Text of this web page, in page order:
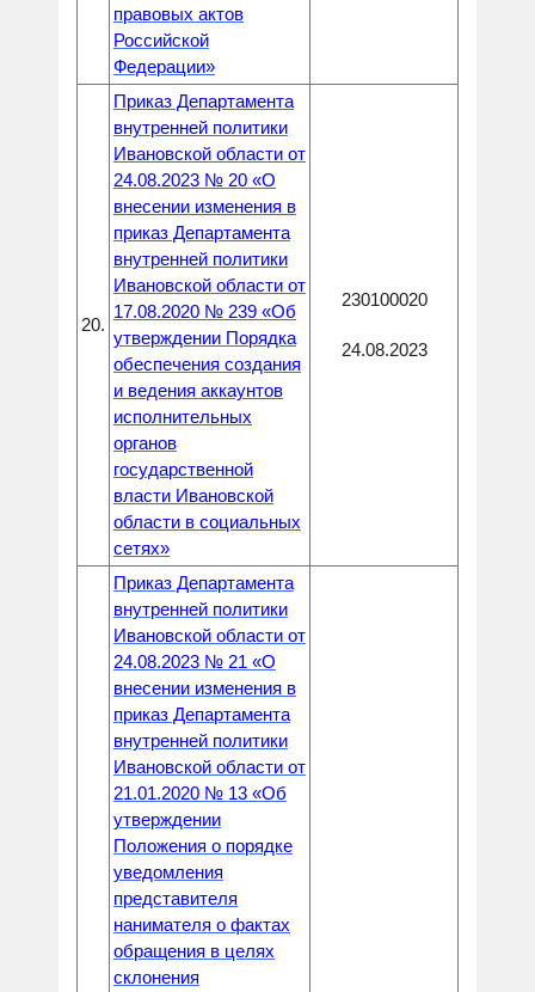
правовых актов
Российской
Федерации»
20.
Приказ Департамента
внутренней политики
Ивановской области от
24.08.2023 № 20 «О
внесении изменения в
приказ Департамента
внутренней политики
Ивановской области от
17.08.2020 № 239 «Об
утверждении Порядка
обеспечения создания
и ведения аккаунтов
исполнительных
органов
государственной
власти Ивановской
области в социальных
сетях»
230100020
24.08.2023
Приказ Департамента
внутренней политики
Ивановской области от
24.08.2023 № 21 «О
внесении изменения в
приказ Департамента
внутренней политики
Ивановской области от
21.01.2020 № 13 «Об
утверждении
Положения о порядке
уведомления
представителя
нанимателя о фактах
обращения в целях
склонения